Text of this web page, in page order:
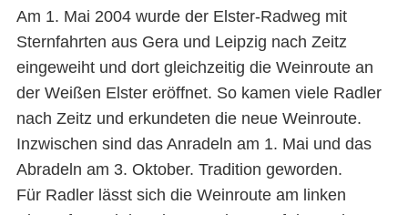
Am 1. Mai 2004 wurde der Elster-Radweg mit
Sternfahrten aus Gera und Leipzig nach Zeitz
eingeweiht und dort gleichzeitig die Weinroute an
der Weißen Elster eröffnet. So kamen viele Radler
nach Zeitz und erkundeten die neue Weinroute.
Inzwischen sind das Anradeln am 1. Mai und das
Abradeln am 3. Oktober. Tradition geworden.
Für Radler lässt sich die Weinroute am linken